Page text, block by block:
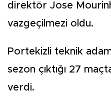
direktör Jose
vazgeçilmezi oldu.
Portekizli teknik
sezon çıktığı 27
verdi.